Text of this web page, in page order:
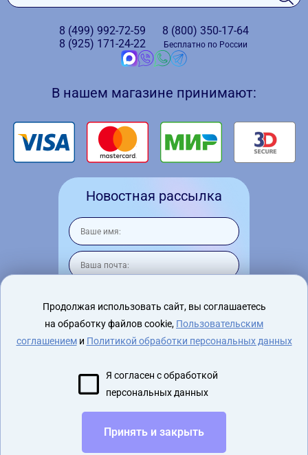
8 (499) 992-72-59
8 (925) 171-24-22
8 (800) 350-17-64
Бесплатно по России
В нашем магазине принимают:
Новостная рассылка
Я согласен на обработку персональных
данных
2015 - 2026 virtualnyeochki.ru
Продолжая использовать сайт, вы соглашаетесь
на обработку файлов cookie, Пользовательским
соглашениеми Политикой обработки персональных данных
Я согласен с обработкой
персональных данных
Принять и закрыть